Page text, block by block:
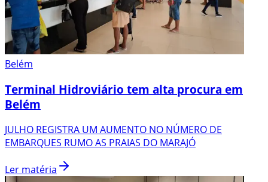
Belém
Terminal Hidroviário tem alta procura em
Belém
JULHO REGISTRA UM AUMENTO NO NÚMERO DE
EMBARQUES RUMO AS PRAIAS DO MARAJÓ
Ler matéria